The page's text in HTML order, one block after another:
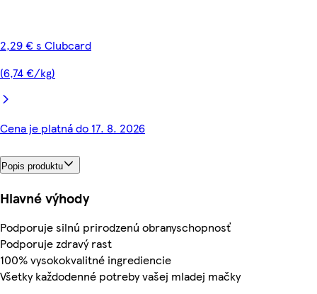
2,29 € s Clubcard
(6,74 €/kg)
Cena je platná do 17. 8. 2026
Popis produktu
Hlavné výhody
Podporuje silnú prirodzenú obranyschopnosť
Podporuje zdravý rast
100% vysokokvalitné ingrediencie
Všetky každodenné potreby vašej mladej mačky